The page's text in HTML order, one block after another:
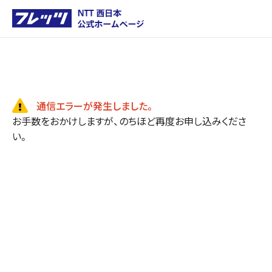
通信エラーが発生しました。
お手数をおかけしますが、のちほど再度お申し込みくださ
い。